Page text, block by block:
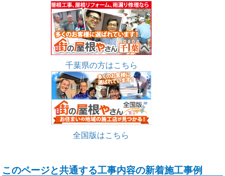
千葉県の方はこちら
全国版はこちら
このページと共通する工事内容の新着施工事例